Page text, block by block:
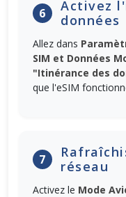
6
Activez
données
Allez dans
SIM et Données
"Itinérance des
que l'eSIM
7
réseau
Activez le Mode